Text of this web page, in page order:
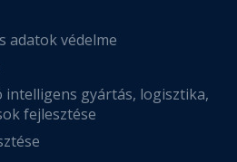
adatok védelme
intelligens gyártás, logisztika,
fejlesztése